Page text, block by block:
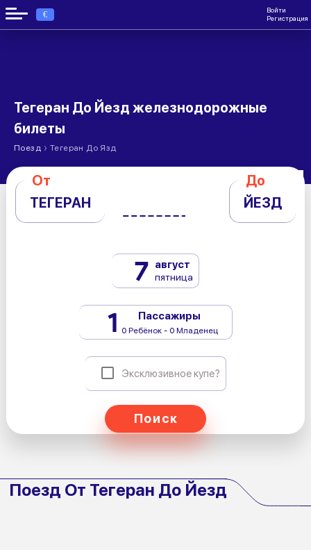
€
Войти
Регистрация
Тегеран До Йезд железнодорожные
билеты
Поезд › Тегеран До Язд
От
ТЕГЕРАН
До
ЙЕЗД
7 август
пятница
1 Пассажиры
0 Ребёнок - 0 Младенец
Эксклюзивное купе?
Поиск
Поезд От Тегеран До Йезд